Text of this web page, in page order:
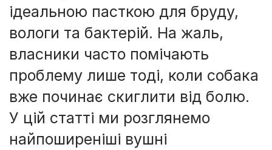
ідеальною пасткою для бруду,
вологи та бактерій. На жаль,
власники часто помічають
проблему лише тоді, коли собака
вже починає скиглити від болю.
У цій статті ми розглянемо
найпоширеніші вушні